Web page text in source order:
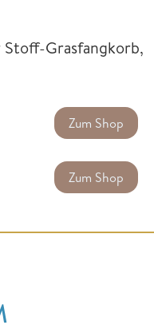
Grasfangkorb,
Zum Shop
Zum Shop